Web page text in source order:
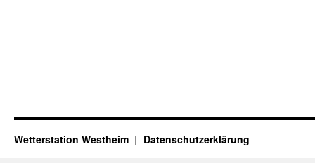
Wetterstation Westheim Datenschutzerklärung